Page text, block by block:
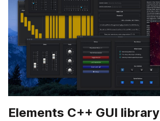
Elements C++ GUI library